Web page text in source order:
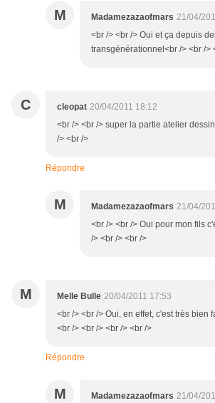
M Madamezazaofmars 21/04/
<br /> <br /> Oui et ça depuis
transgénérationnel<br /> <br />
C cleopat 20/04/2011 18:12
<br /> <br /> super la partie atelier
/> <br />
Répondre
M Madamezazaofmars 21/04/
<br /> <br /> Oui pour mon fils
/> <br /> <br />
M Melle Bulle 20/04/2011 17:53
<br /> <br /> Oui, en effet, c'est très bien
<br /> <br /> <br /> <br />
Répondre
M Madamezazaofmars 21/04/